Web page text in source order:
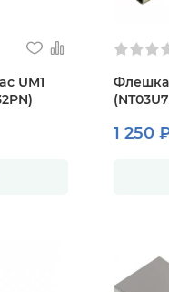
UM1
Флешка
1 250